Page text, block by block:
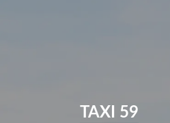
TAXI 59